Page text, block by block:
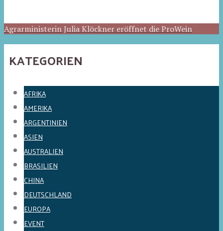
Agrarministerin Julia Klöckner eröffnet die ProWein
KATEGORIEN
AFRIKA
AMERIKA
ARGENTINIEN
ASIEN
AUSTRALIEN
BRASILIEN
CHINA
DEUTSCHLAND
EUROPA
EVENT